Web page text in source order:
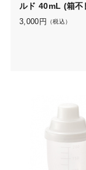
ルド 40mL (箱
セット
3,000 円 （税込）